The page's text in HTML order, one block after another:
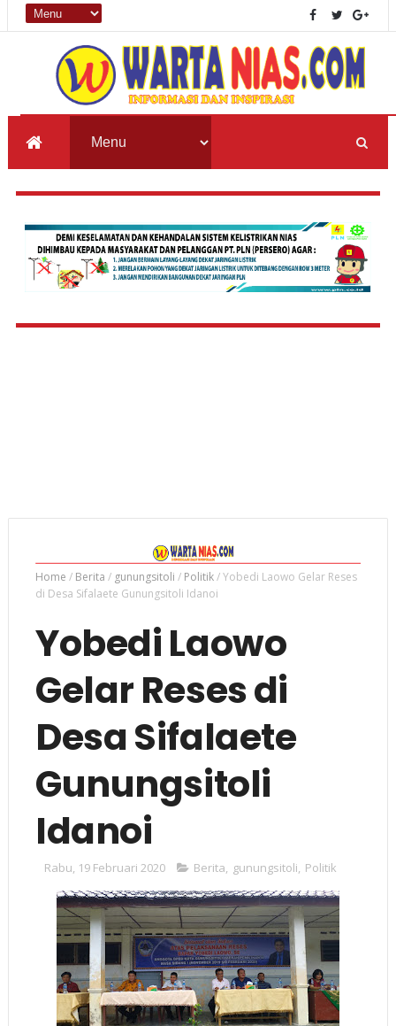
Home / Berita / gunungsitoli / Politik/Yobedi Laowo Gelar Reses
di Desa Sifalaete Gunungsitoli Idanoi
Yobedi Laowo
Gelar Reses di
Desa Sifalaete
Gunungsitoli
Idanoi
Rabu, 19 Februari 2020 Berita, gunungsitoli, Politik